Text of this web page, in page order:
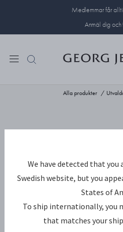
Medlemmar får
Anmäl dig och
Alla produkter
We have detected that
Swedish website, but you
States of
To ship internationally, you
that matches your